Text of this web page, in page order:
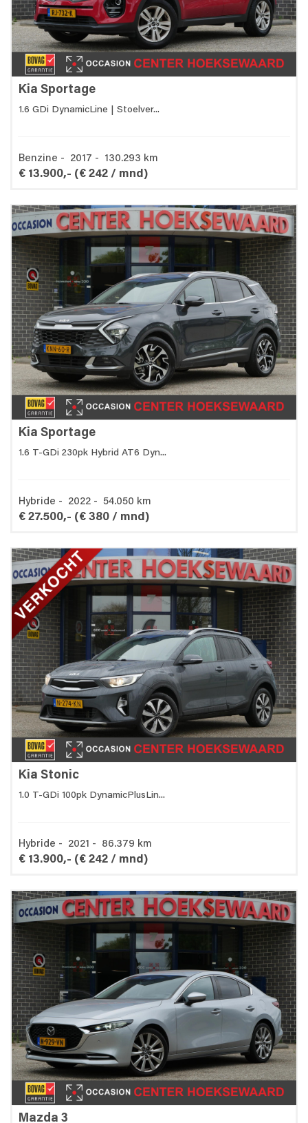
Kia Sportage
1.6 GDi DynamicLine | Stoelver...
Benzine - 2017 - 130.293 km
€ 13.900,- (€ 242 / mnd)
Kia Sportage
1.6 T-GDi 230pk Hybrid AT6 Dyn...
Hybride - 2022 - 54.050 km
€ 27.500,- (€ 380 / mnd)
Kia Stonic
1.0 T-GDi 100pk DynamicPlusLin...
Hybride - 2021 - 86.379 km
€ 13.900,- (€ 242 / mnd)
Mazda 3